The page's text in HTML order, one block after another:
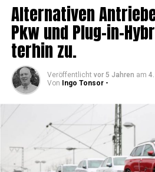
Alter­na­ti­ven
Pkw und Plug-in-
ter­hin zu.
Veröffentlicht vor 5 Jahren am
Von
Ingo Tonsor -